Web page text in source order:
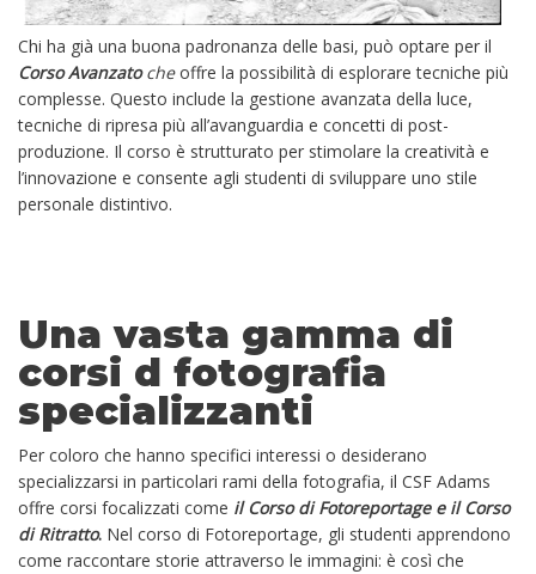
Chi ha già una buona padronanza delle basi, può optare per il
Corso Avanzatocheoffre la possibilità di esplorare tecniche più
complesse. Questo include la gestione avanzata della luce,
tecniche di ripresa più all’avanguardia e concetti di post-
produzione. Il corso è strutturato per stimolare la creatività e
l’innovazione e consente agli studenti di sviluppare uno stile
personale distintivo.
Una vasta gamma di
corsi d fotografia
specializzanti
Per coloro che hanno specifici interessi o desiderano
specializzarsi in particolari rami della fotografia, il CSF Adams
offre corsi focalizzati come il Corso di Fotoreportage e il Corso
di Ritratto. Nel corso di Fotoreportage, gli studenti apprendono
come raccontare storie attraverso le immagini: è così che